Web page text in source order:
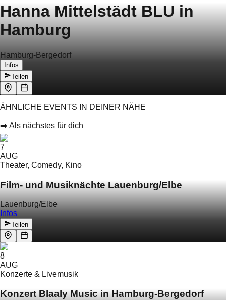
Hanna Mittelstädt BLU in
Hamburg
Hamburg-Bergedorf
Infos
Teilen
ÄHNLICHE EVENTS IN DEINER NÄHE
➡️ Als nächstes für dich
7
AUG
Theater, Comedy, Kino
Film- und Musiknächte Lauenburg/Elbe
Lauenburg/Elbe
Infos
Teilen
8
AUG
Konzerte & Livemusik
Konzert Blaaly Music in Hamburg-Bergedorf